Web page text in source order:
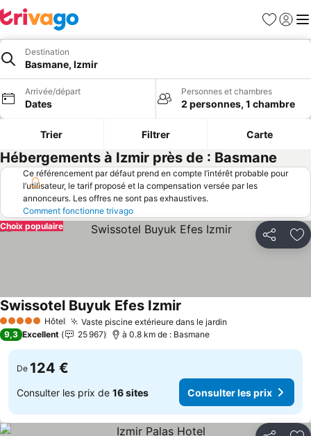
Favoris
Se
Destination
Basmane, Izmir
Arrivée/départ
Dates
Personnes et chambres
2 personnes, 1 chambre
Trier Filtrer Carte
Hébergements à Izmir près de : Basmane
Ce référencement par défaut prend en compte l’intérêt probable pour
l’utilisateur, le tarif proposé et la compensation versée par les
annonceurs. Les offres ne sont pas exhaustives.
Comment fonctionne trivago
Partager
Choix populaire
5 Étoiles Hôtel Vaste piscine extérieure dans le jardin
Swissotel Buyuk Efes Izmir
9,3 Excellent 25 967 à 0.8 km de : Basmane
De 124 €
Consulter les prix de 16 sites Consulter les prix